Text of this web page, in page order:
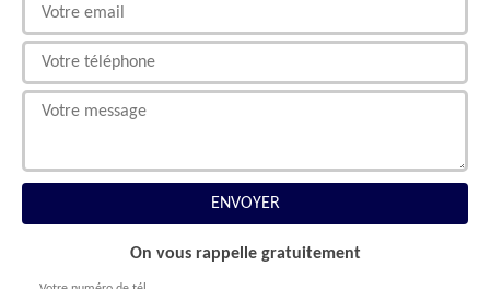
On vous rappelle gratuitement